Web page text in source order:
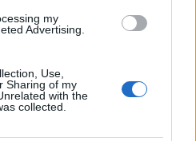
my
Advertising.
Use,
Sharing of my
with the
collected.
αναφέρει ότι
της κατάστασης, οι
έχουν ξεκινήσει
για την εφαρμογή